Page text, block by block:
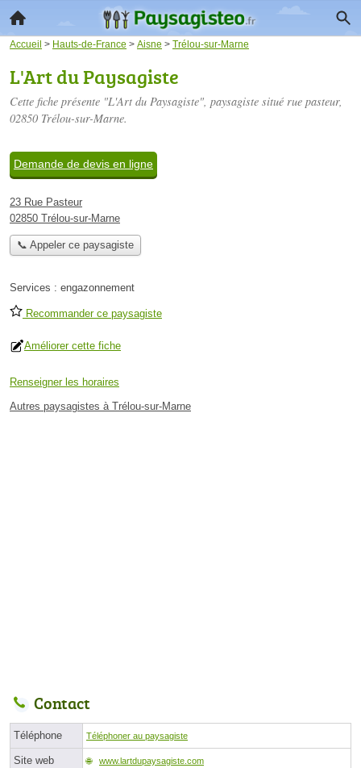
Accueil > Hauts-de-France > Aisne > Trélou-sur-Marne
L'Art du Paysagiste
Cette fiche présente "L'Art du Paysagiste", paysagiste situé rue pasteur,
02850 Trélou-sur-Marne.
Demande de devis en ligne
23 Rue Pasteur
02850 Trélou-sur-Marne
📞 Appeler ce paysagiste
Services : engazonnement
Recommander ce paysagiste
Améliorer cette fiche
Renseigner les horaires
Autres paysagistes à Trélou-sur-Marne
Contact
Téléphone Téléphoner au paysagiste
Site web www.lartdupaysagiste.com